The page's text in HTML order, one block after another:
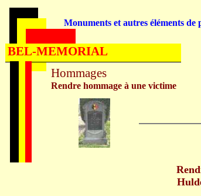
Hommages
Rendre hommage à une victime
Monuments et autres éléments de
BEL-MEMORIAL